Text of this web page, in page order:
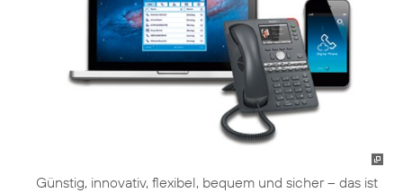
Günstig, innovativ, flexibel, bequem und sicher – das ist